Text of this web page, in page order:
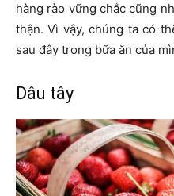
hàng rào vững chắc cũng
thận. Vì vậy, chúng ta có
sau đây trong bữa ăn của
Dâu tây